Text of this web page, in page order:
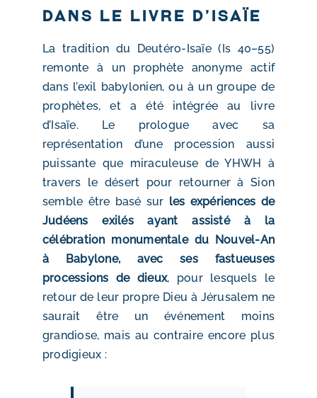
Dans le livre d’Isaïe
La tradition du Deutéro-Isaïe (Is 40–55)
remonte à un prophète anonyme actif
dans l’exil babylonien, ou à un groupe de
prophètes, et a été intégrée au livre
d’Isaïe. Le prologue avec sa
représentation d’une procession aussi
puissante que miraculeuse de YHWH à
travers le désert pour retourner à Sion
semble être basé sur les expériences de
Judéens exilés ayant assisté à la
célébration monumentale du Nouvel-An
à Babylone, avec ses fastueuses
processions de dieux, pour lesquels le
retour de leur propre Dieu à Jérusalem ne
saurait être un événement moins
grandiose, mais au contraire encore plus
prodigieux :